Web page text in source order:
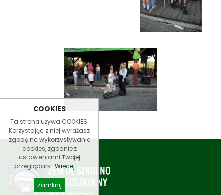
COOKIES
Ta strona używa COOKIES.
Korzystając z niej wyrażasz
zgodę na wykorzystywanie
cookies, zgodnie z
ustawieniami Twojej
przeglądarki.Więcej ......
Zamknij